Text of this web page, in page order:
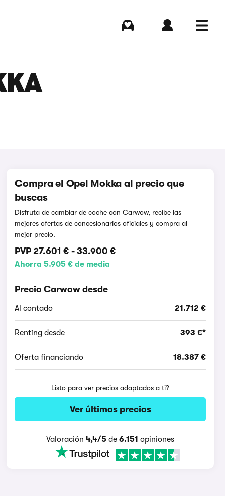
Compra el Opel Mokka al precio que
buscas
Disfruta de cambiar de coche con Carwow, recibe las
mejores ofertas de concesionarios oficiales y compra al
mejor precio.
PVP27.601 € -33.900 €
Ahorra 5.905 € de media
Precio Carwow desde
Al contado 21.712 €
Renting desde 393 €*
Oferta financiando 18.387 €
Listo para ver precios adaptados a ti?
Ver últimos precios
Valoración4,4/5 de6.151 opiniones